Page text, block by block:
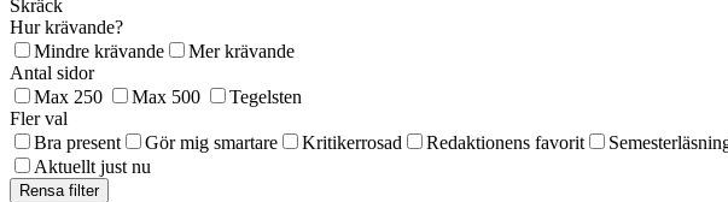
Skräck
Hur krävande?
Mindre krävande
Mer krävande
Antal sidor
Max 250
Max 500
Tegelsten
Fler val
Bra present
Gör mig smartare Kritikerrosad Redaktionens favorit
Aktuellt just nu